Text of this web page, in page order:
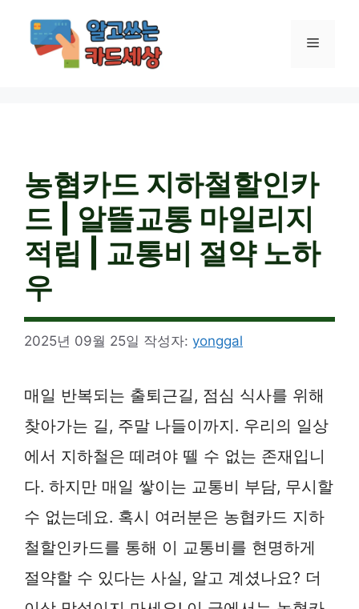
메
농협카드 지하철할인카
드 | 알뜰교통 마일리지
적립 | 교통비 절약 노하
우
2025년 09월 25일 작성자: yonggal
매일 반복되는 출퇴근길, 점심 식사를 위해
찾아가는 길, 주말 나들이까지. 우리의 일상
에서 지하철은 떼려야 뗄 수 없는 존재입니
다. 하지만 매일 쌓이는 교통비 부담, 무시할
수 없는데요. 혹시 여러분은 농협카드 지하
철할인카드를 통해 이 교통비를 현명하게
절약할 수 있다는 사실, 알고 계셨나요? 더